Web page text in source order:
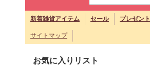
新着雑貨アイテム セール プレゼント
サイトマップ
お気に入りリスト